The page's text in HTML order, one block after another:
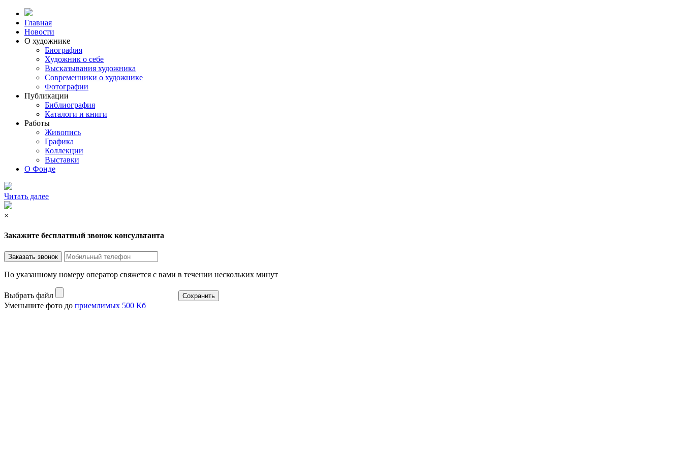
Главная
Новости
О художнике
Биография
Художник о себе
Выcказывания художника
Современники о художнике
Фотографии
Публикации
Библиография
Каталоги и книги
Работы
Живопись
Графика
Коллекции
Выставки
О Фонде
Читать далее
×
Закажите бесплатный звонок консультанта
По указанному номеру оператор свяжется с вами в течении нескольких минут
Выбрать файл
Уменьшите фото до приемлимых 500 Кб